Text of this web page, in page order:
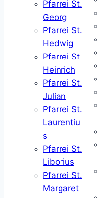
Pfarrei St.
Georg
Pfarrei St.
Hedwig
Pfarrei St.
Heinrich
Pfarrei St.
Julian
Pfarrei St.
Laurentiu
s
Pfarrei St.
Liborius
Pfarrei St.
Margaret